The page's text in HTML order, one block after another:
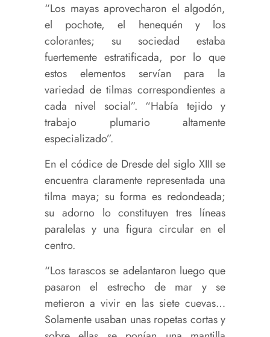
“Los mayas aprovecharon el algodón,
el pochote, el henequén y los
colorantes; su sociedad estaba
fuertemente estratificada, por lo que
estos elementos servían para la
variedad de tilmas correspondientes a
cada nivel social”. “Había tejido y
trabajo plumario altamente
especializado”.
En el códice de Dresde del siglo XIII se
encuentra claramente representada una
tilma maya; su forma es redondeada;
su adorno lo constituyen tres líneas
paralelas y una figura circular en el
centro.
“Los tarascos se adelantaron luego que
pasaron el estrecho de mar y se
metieron a vivir en las siete cuevas…
Solamente usaban unas ropetas cortas y